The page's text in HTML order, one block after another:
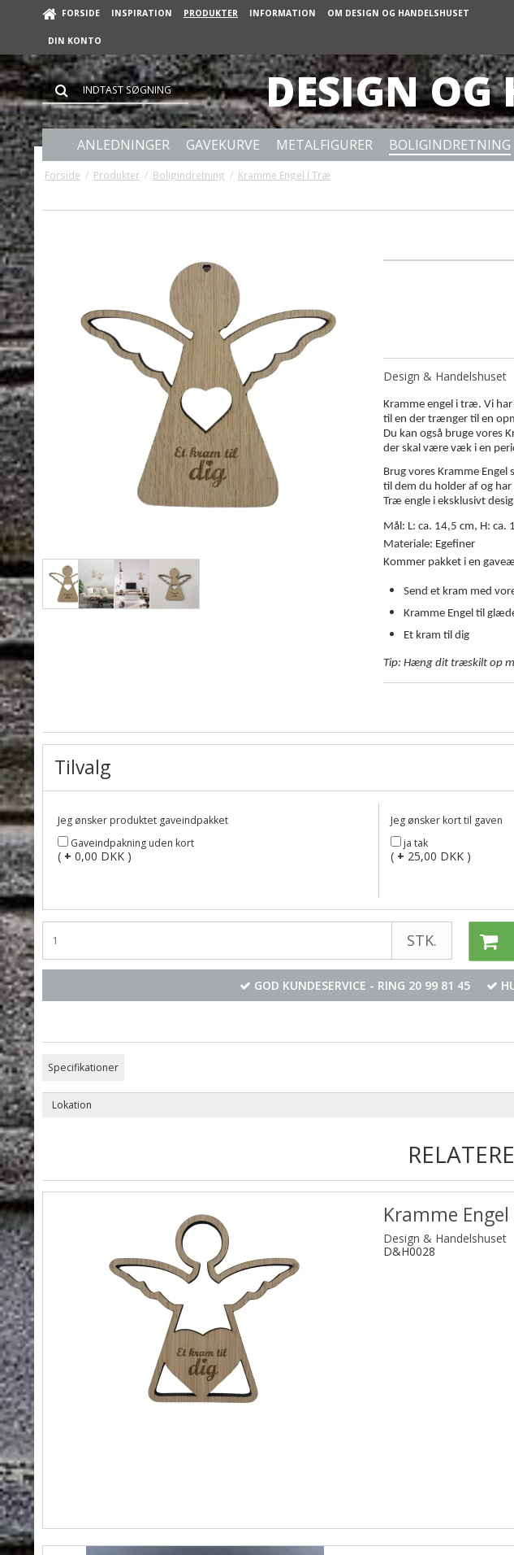
FORSIDE INSPIRATION PRODUKTER INFORMATION OM DESIGN OG HANDELSHUSET
DIN KONTO
DESIGN OG
ANLEDNINGER GAVEKURVE METALFIGURER BOLIGINDRETNING
Forside / Produkter / Boligindretning / Kramme Engel I Træ
Design & Handelshuset
Kramme engel i træ. Vi
til en der trænger til en
Du kan også bruge vores
der skal være væk i en
Brug vores Kramme Engel
til dem du holder af og
Træ engle i eksklusivt
Mål: L: ca. 14,5 cm, H: ca.
Materiale: Egefiner
Kommer pakket i en
Send et kram med
Kramme Engel til
Et kram til dig
Tip: Hæng dit træskilt op
Tilvalg
Jeg ønsker produktet gaveindpakket
Gaveindpakning uden kort
( + 0,00 DKK )
Jeg ønsker kort til gaven
ja tak
( + 25,00 DKK )
STK.
GOD KUNDESERVICE - RING 20 99 81 45
Specifikationer
Lokation
Kramme
Design & Handelshuset
D&H0028